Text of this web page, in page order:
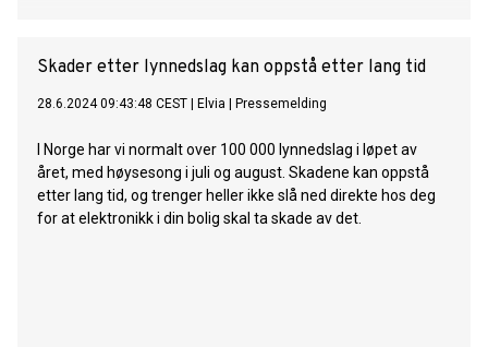
Skader etter lynnedslag kan oppstå etter lang tid
28.6.2024 09:43:48 CEST Elvia Pressemelding
I Norge har vi normalt over 100 000 lynnedslag i løpet av
året, med høysesong i juli og august. Skadene kan oppstå
etter lang tid, og trenger heller ikke slå ned direkte hos deg
for at elektronikk i din bolig skal ta skade av det.